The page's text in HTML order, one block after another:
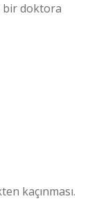
bir doktora
kaçınması.